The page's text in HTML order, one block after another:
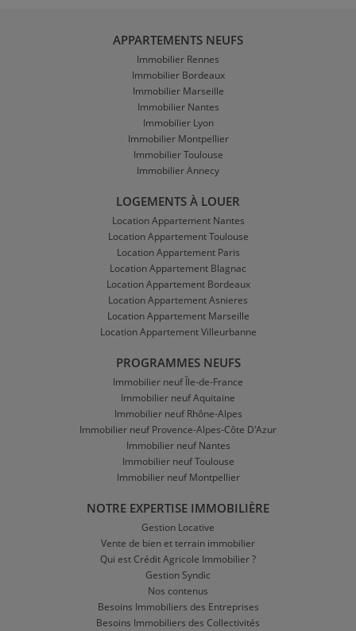
APPARTEMENTS NEUFS
Immobilier Rennes
Immobilier Bordeaux
Immobilier Marseille
Immobilier Nantes
Immobilier Lyon
Immobilier Montpellier
Immobilier Toulouse
Immobilier Annecy
LOGEMENTS À LOUER
Location Appartement Nantes
Location Appartement Toulouse
Location Appartement Paris
Location Appartement Blagnac
Location Appartement Bordeaux
Location Appartement Asnieres
Location Appartement Marseille
Location Appartement Villeurbanne
PROGRAMMES NEUFS
Immobilier neuf Île-de-France
Immobilier neuf Aquitaine
Immobilier neuf Rhône-Alpes
Immobilier neuf Provence-Alpes-Côte D'Azur
Immobilier neuf Nantes
Immobilier neuf Toulouse
Immobilier neuf Montpellier
NOTRE EXPERTISE IMMOBILIÈRE
Gestion Locative
Vente de bien et terrain immobilier
Qui est Crédit Agricole Immobilier ?
Gestion Syndic
Nos contenus
Besoins Immobiliers des Entreprises
Besoins Immobiliers des Collectivités